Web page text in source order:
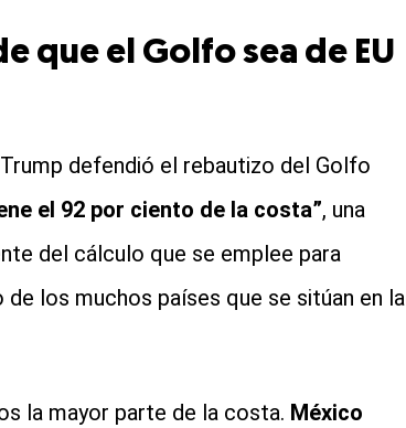
que el Golfo sea de EU
defendió el rebautizo del Golfo
el 92 por ciento de la costa”, una
del cálculo que se emplee para
los muchos países que se sitúan en la
la mayor parte de la costa. México